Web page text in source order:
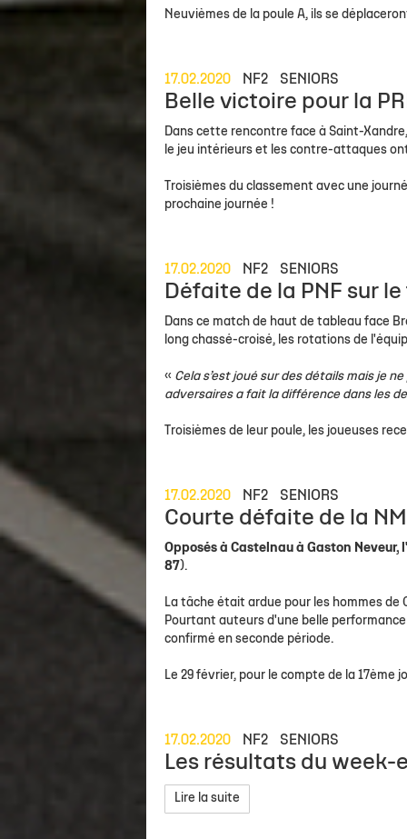
Calendrier Coupe de FranceCarrière
Neuvièmes de la poule A, ils se
17.02.2020 NF2 SENIORS
Belle victoire pour la
Dans cette rencontre face à Saint-
le jeu intérieurs et les contre-attaques
Troisièmes du classement avec une
prochaine journée !
17.02.2020 NF2 SENIORS
Défaite de la PNF sur le
Dans ce match de haut de tableau face
long chassé-croisé, les rotations de
« Cela s’est joué sur des détails mais je
adversaires a fait la différence dans les
Troisièmes de leur poule, les joueuses
17.02.2020 NF2 SENIORS
Courte défaite de la
Opposés à Castelnau à Gaston
87).
La tâche était ardue pour les hommes
Pourtant auteurs d'une belle
confirmé en seconde période.
Le 29 février, pour le compte de la 17ème
17.02.2020 NF2 SENIORS
Les résultats du week-
Lire la suite